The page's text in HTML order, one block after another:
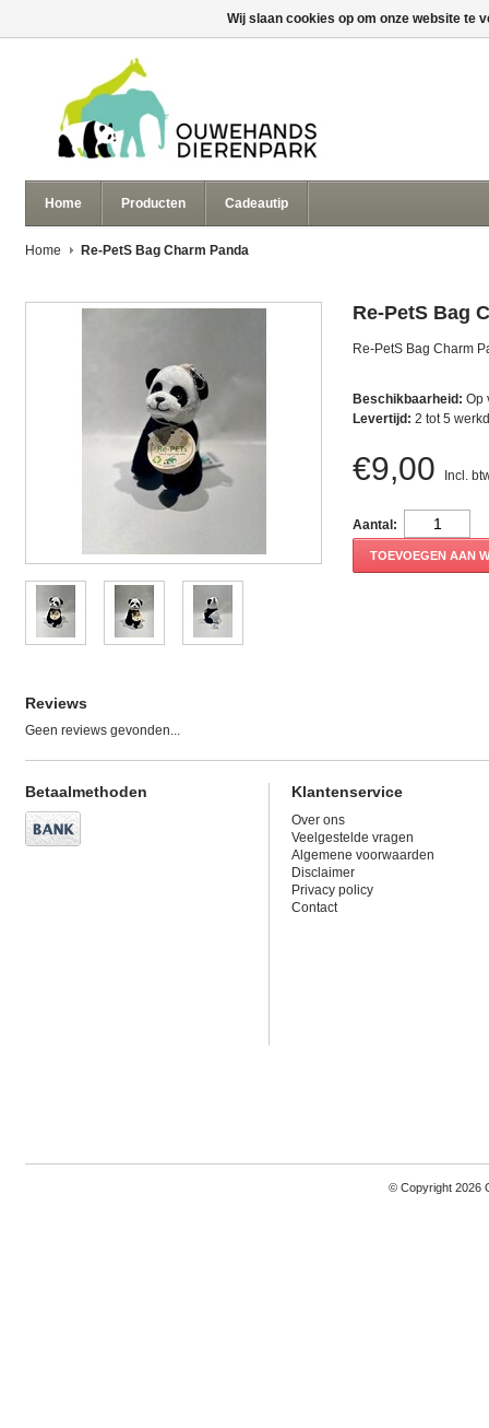
Home Producten Cadeautip
Home Re-PetS Bag Charm Panda
Re-PetS Bag
Re-PetS Bag Charm
Beschikbaarheid: Op
Levertijd: 2 tot 5
€9,00 Incl.
Aantal:
TOEVOEGEN AAN
Reviews
Geen reviews gevonden...
Betaalmethoden Klantenservice
Over ons
Veelgestelde vragen
Algemene voorwaarden
Disclaimer
Privacy policy
Contact
© Copyright 2026
Wij slaan cookies op om onze website te